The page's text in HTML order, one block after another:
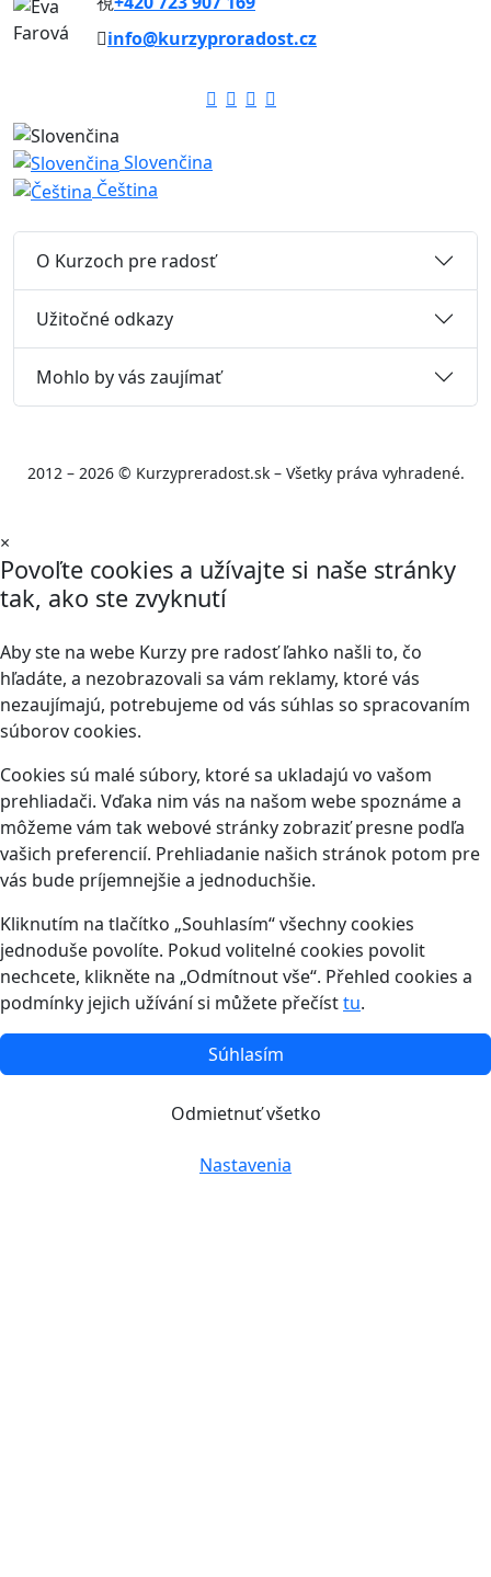
info@kurzyproradost.cz
Slovenčina
Čeština
O Kurzoch pre radosť
Užitočné odkazy
Mohlo by vás zaujímať
2012 – 2026 © Kurzypreradost.sk – Všetky práva vyhradené.
×
Povoľte cookies a užívajte si naše stránky
tak, ako ste zvyknutí
Aby ste na webe Kurzy pre radosť ľahko našli to, čo
hľadáte, a nezobrazovali sa vám reklamy, ktoré vás
nezaujímajú, potrebujeme od vás súhlas so spracovaním
súborov cookies.
Cookies sú malé súbory, ktoré sa ukladajú vo vašom
prehliadači. Vďaka nim vás na našom webe spoznáme a
môžeme vám tak webové stránky zobraziť presne podľa
vašich preferencií. Prehliadanie našich stránok potom pre
vás bude príjemnejšie a jednoduchšie.
Kliknutím na tlačítko „Souhlasím“ všechny cookies
jednoduše povolíte. Pokud volitelné cookies povolit
nechcete, klikněte na „Odmítnout vše“. Přehled cookies a
podmínky jejich užívání si můžete přečísttu.
Súhlasím
Odmietnuť všetko
Nastavenia